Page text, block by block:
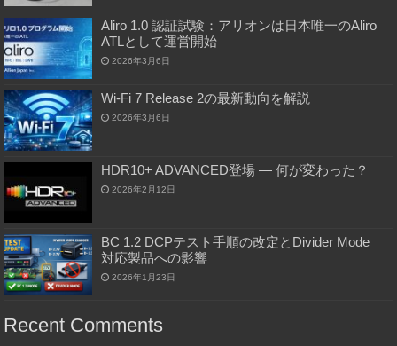
Aliro 1.0 認証試験：アリオンは日本唯一のAliro
ATLとして運営開始
2026年3月6日
Wi-Fi 7 Release 2の最新動向を解説
2026年3月6日
HDR10+ ADVANCED登場 ― 何が変わった？
2026年2月12日
BC 1.2 DCPテスト手順の改定とDivider Mode
対応製品への影響
2026年1月23日
Recent Comments